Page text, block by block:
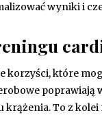
wyniki i
korzyści, które
poprawiają
To z